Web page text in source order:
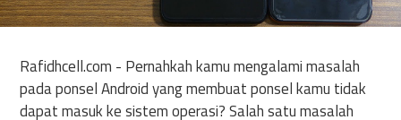
Rafidhcell.com - Pernahkah kamu mengalami masalah
pada ponsel Android yang membuat ponsel kamu tidak
dapat masuk ke sistem operasi? Salah satu masalah